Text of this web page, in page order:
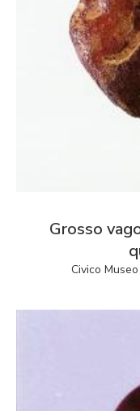
Grosso
Civico